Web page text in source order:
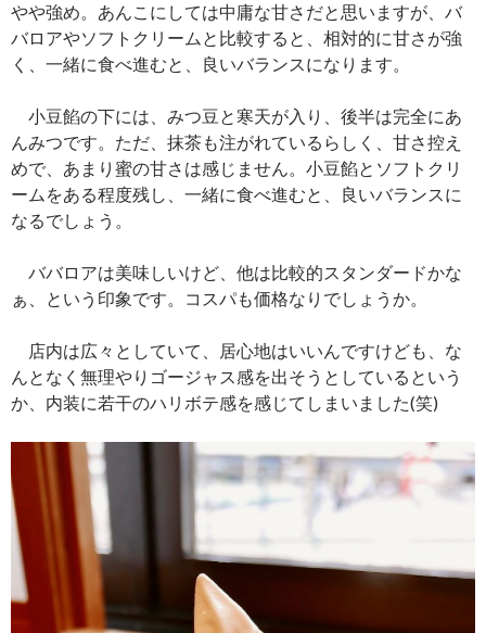
やや強め。あんこにしては中庸な甘さだと思いますが、バ
バロアやソフトクリームと比較すると、相対的に甘さが強
く、一緒に食べ進むと、良いバランスになります。
小豆餡の下には、みつ豆と寒天が入り、後半は完全にあ
んみつです。ただ、抹茶も注がれているらしく、甘さ控え
めで、あまり蜜の甘さは感じません。小豆餡とソフトクリ
ームをある程度残し、一緒に食べ進むと、良いバランスに
なるでしょう。
ババロアは美味しいけど、他は比較的スタンダードかな
ぁ、という印象です。コスパも価格なりでしょうか。
店内は広々としていて、居心地はいいんですけども、な
んとなく無理やりゴージャス感を出そうとしているという
か、内装に若干のハリボテ感を感じてしまいました(笑)